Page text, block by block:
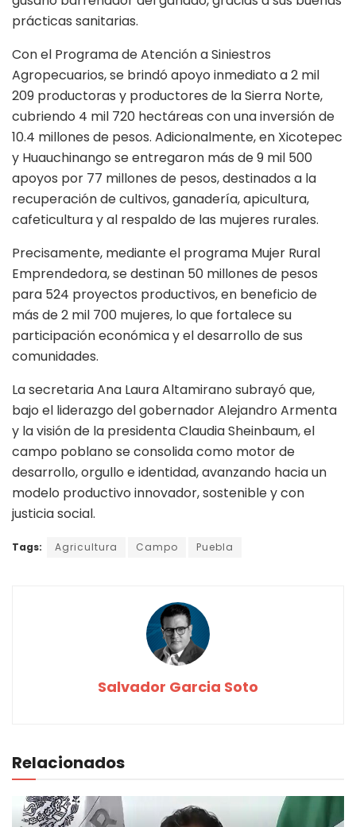
prácticas sanitarias.
Con el Programa de Atención a Siniestros
Agropecuarios, se brindó apoyo inmediato a 2 mil
209 productoras y productores de la Sierra Norte,
cubriendo 4 mil 720 hectáreas con una inversión de
10.4 millones de pesos. Adicionalmente, en Xicotepec
y Huauchinango se entregaron más de 9 mil 500
apoyos por 77 millones de pesos, destinados a la
recuperación de cultivos, ganadería, apicultura,
cafeticultura y al respaldo de las mujeres rurales.
Precisamente, mediante el programa Mujer Rural
Emprendedora, se destinan 50 millones de pesos
para 524 proyectos productivos, en beneficio de
más de 2 mil 700 mujeres, lo que fortalece su
participación económica y el desarrollo de sus
comunidades.
La secretaria Ana Laura Altamirano subrayó que,
bajo el liderazgo del gobernador Alejandro Armenta
y la visión de la presidenta Claudia Sheinbaum, el
campo poblano se consolida como motor de
desarrollo, orgullo e identidad, avanzando hacia un
modelo productivo innovador, sostenible y con
justicia social.
Tags: Agricultura Campo Puebla
Salvador Garcia Soto
Relacionados